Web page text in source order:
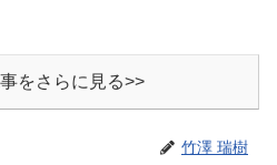
をさらに見る>>
竹澤 瑞樹